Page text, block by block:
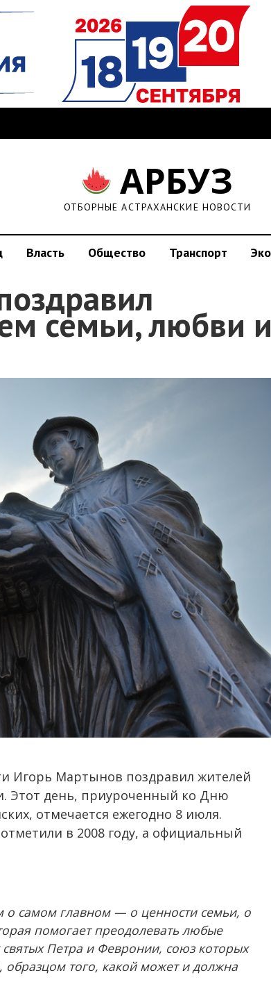
АРБУЗ
ОТБОРНЫЕ АСТРАХАНСКИЕ НОВОСТИ
Власть Общество Транспорт
семьи, любви и
Игорь Мартынов поздравил жителей
Этот день, приуроченный ко Дню
отмечается ежегодно 8 июля.
в 2008 году, а официальный
о самом главном — о ценности семьи, о
помогает преодолевать любые
Петра и Февронии, союз которых
того, какой может и должна